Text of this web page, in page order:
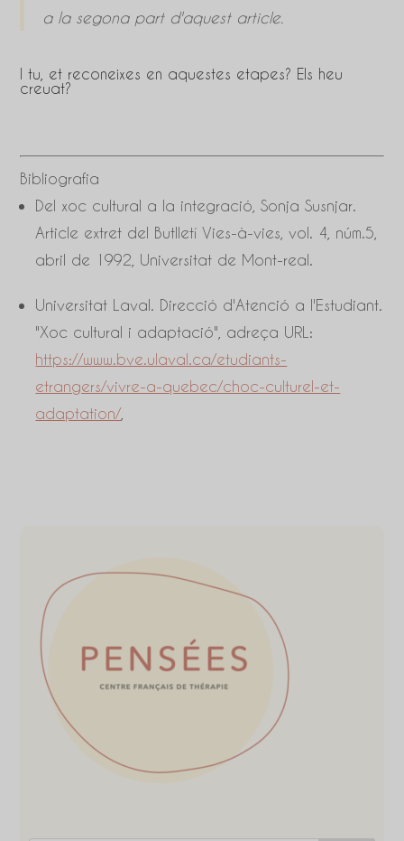
a la segona part d'aquest article.
I tu, et reconeixes en aquestes etapes? Els heu
creuat?
Bibliografia
Del xoc cultural a la integració, Sonja Susnjar.
Article extret del Butlletí Vies-à-vies, vol. 4, núm.5,
abril de 1992, Universitat de Mont-real.
Universitat Laval. Direcció d'Atenció a l'Estudiant.
"Xoc cultural i adaptació", adreça URL:
https://www.bve.ulaval.ca/etudiants-
etrangers/vivre-a-quebec/choc-culturel-et-
adaptation/,